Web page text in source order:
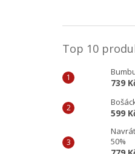
Top 10
739
599
50%